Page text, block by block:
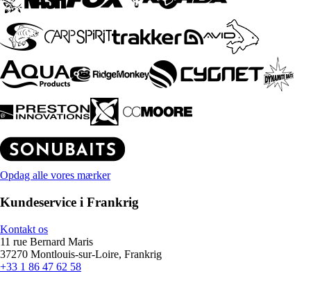
Opdag alle vores mærker
Kundeservice i Frankrig
Kontakt os
11 rue Bernard Maris
37270 Montlouis-sur-Loire, Frankrig
+33 1 86 47 62 58